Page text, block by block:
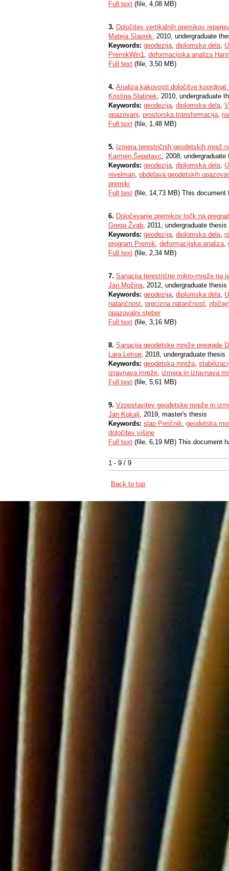
1 - 9 / 9
Full text (file, 4,08 MB)
3. Določitev vertikalnih premikov
Mateja Slapnik, 2010, undergraduate
Keywords: geodezija, diplomska dela,
PremikWin1, deformacijska analiza
Full text (file, 3,50 MB)
4. Analiza kakovosti določitve
Kristina Slatinek, 2010, undergraduate
Keywords: geodezija, diplomska dela,
opazovanj, prostorska transformacija,
Full text (file, 1,48 MB)
5. Izmera terestričnih geodetskih mrež
Karmen Šepetavc, 2008, undergraduate
Keywords: geodezija, diplomska dela,
nivelman, obdelava geodetskih
premiki
Full text (file, 14,73 MB) This
6. Določevanje premikov točk na
Grega Žvab, 2011, undergraduate thesis
Keywords: geodezija, diplomska dela,
program Premik, deformacijska analiza,
Full text (file, 2,34 MB)
7. Sanacija terestrične mikro-mreže na
Jan Možina, 2012, undergraduate thesis
Keywords: geodezija, diplomska dela,
natančnost, precizna natančnost,
opazovalni steber
Full text (file, 3,16 MB)
8. Sanacija geodetske mreže pregrade
Lara Letnar, 2018, undergraduate thesis
Keywords: geodetska mreža,
izravnava mreže, izmera in izravnava
Full text (file, 5,61 MB)
9. Vzpostavitev geodetske mreže in
Jan Kokalj, 2019, master's thesis
Keywords: slap Peričnik, geodetska
določitev višine
Full text (file, 6,19 MB) This document
Back to top